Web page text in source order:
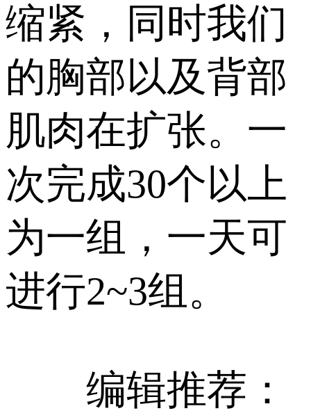
缩紧，同时我们
的胸部以及背部
肌肉在扩张。一
次完成30个以上
为一组，一天可
进行2~3组。
编辑推荐：